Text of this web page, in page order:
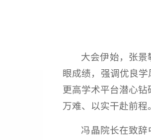
大会伊始，张
眼成绩，强调优良
更高学术平台潜心
万难、以实干赴前程
冯晶院长在致